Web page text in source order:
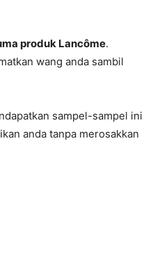
produk Lancôme.
wang anda sambil
sampel-sampel ini
anda tanpa merosakkan